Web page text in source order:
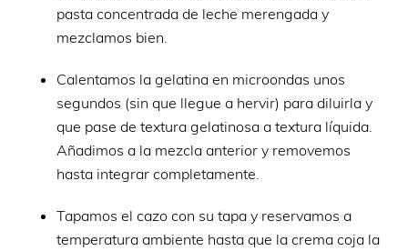
pasta concentrada de leche merengada y
mezclamos bien.
Calentamos la gelatina en microondas unos
segundos (sin que llegue a hervir) para diluirla y
que pase de textura gelatinosa a textura líquida.
Añadimos a la mezcla anterior y removemos
hasta integrar completamente.
Tapamos el cazo con su tapa y reservamos a
temperatura ambiente hasta que la crema coja la